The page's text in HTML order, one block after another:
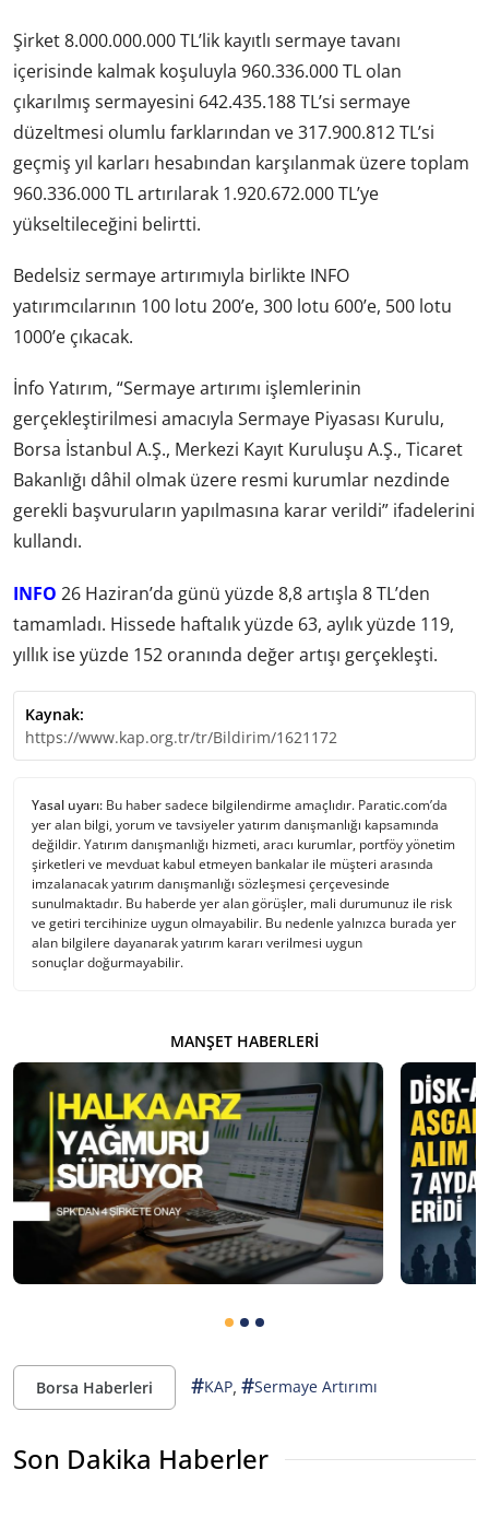
Şirket 8.000.000.000 TL’lik kayıtlı sermaye tavanı
içerisinde kalmak koşuluyla 960.336.000 TL olan
çıkarılmış sermayesini 642.435.188 TL’si sermaye
düzeltmesi olumlu farklarından ve 317.900.812 TL’si
geçmiş yıl karları hesabından karşılanmak üzere toplam
960.336.000 TL artırılarak 1.920.672.000 TL’ye
yükseltileceğini belirtti.
Bedelsiz sermaye artırımıyla birlikte INFO
yatırımcılarının 100 lotu 200’e, 300 lotu 600’e, 500 lotu
1000’e çıkacak.
İnfo Yatırım, “Sermaye artırımı işlemlerinin
gerçekleştirilmesi amacıyla Sermaye Piyasası Kurulu,
Borsa İstanbul A.Ş., Merkezi Kayıt Kuruluşu A.Ş., Ticaret
Bakanlığı dâhil olmak üzere resmi kurumlar nezdinde
gerekli başvuruların yapılmasına karar verildi” ifadelerini
kullandı.
INFO 26 Haziran’da günü yüzde 8,8 artışla 8 TL’den
tamamladı. Hissede haftalık yüzde 63, aylık yüzde 119,
yıllık ise yüzde 152 oranında değer artışı gerçekleşti.
Kaynak:
https://www.kap.org.tr/tr/Bildirim/1621172
Yasal uyarı: Bu haber sadece bilgilendirme amaçlıdır. Paratic.com’da
yer alan bilgi, yorum ve tavsiyeler yatırım danışmanlığı kapsamında
değildir. Yatırım danışmanlığı hizmeti, aracı kurumlar, portföy yönetim
şirketleri ve mevduat kabul etmeyen bankalar ile müşteri arasında
imzalanacak yatırım danışmanlığı sözleşmesi çerçevesinde
sunulmaktadır. Bu haberde yer alan görüşler, mali durumunuz ile risk
ve getiri tercihinize uygun olmayabilir. Bu nedenle yalnızca burada yer
alan bilgilere dayanarak yatırım kararı verilmesi uygun
sonuçlar doğurmayabilir.
MANŞET HABERLERI
Borsa Haberleri #KAP, #Sermaye Artırımı
Son Dakika Haberler